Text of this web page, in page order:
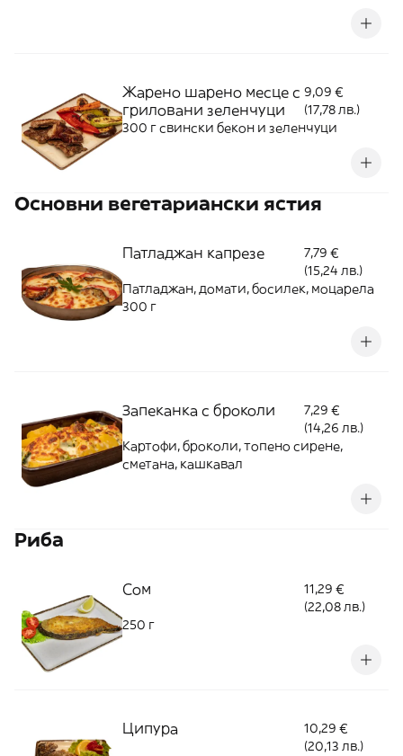
Жарено шарено месце с
гриловани зеленчуци
9,09 €
(17,78 лв.)
300 г свински бекон и зеленчуци
Основни вегетариански ястия
Патладжан капрезе
7,79 €
(15,24 лв.)
Патладжан, домати, босилек, моцарела
300 г
Запеканка с броколи
7,29 €
(14,26 лв.)
Картофи, броколи, топено сирене,
сметана, кашкавал
Риба
Сом
11,29 €
(22,08 лв.)
250 г
Ципура
10,29 €
(20,13 лв.)